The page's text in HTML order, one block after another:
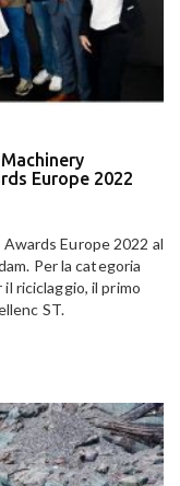
Europe 2022
Europe 2022 al
Per la categoria
riciclaggio, il primo
ST.